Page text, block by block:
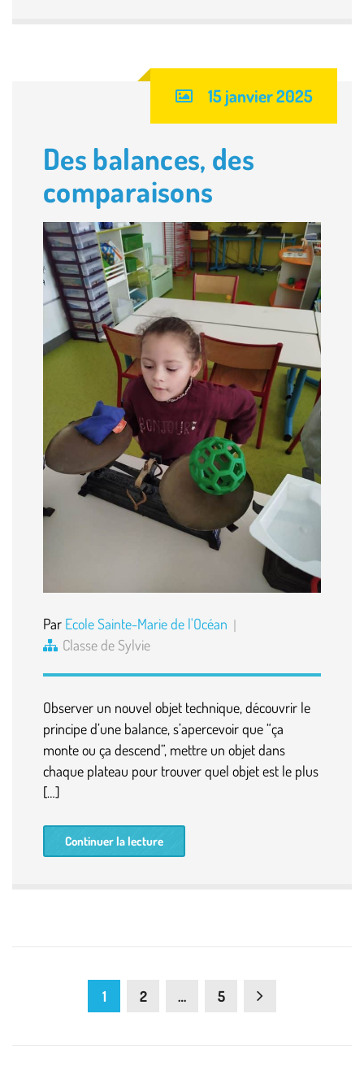
15 janvier 2025
Des balances, des
comparaisons
Par Ecole Sainte-Marie de l'Océan
Classe de Sylvie
Observer un nouvel objet technique, découvrir le
principe d’une balance, s’apercevoir que “ça
monte ou ça descend”, mettre un objet dans
chaque plateau pour trouver quel objet est le plus
[…]
Continuer la lecture
1 2 … 5